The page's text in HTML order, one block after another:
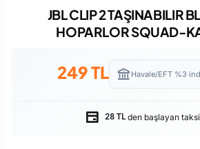
JBL CLIP 2 TAŞINABILIR
HOPARLOR SQUAD-
249TL Havale/EFT %3
28 TL den başlayan